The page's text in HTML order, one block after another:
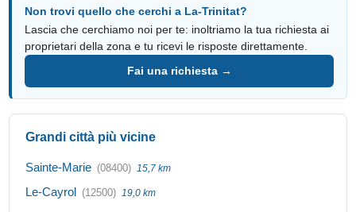
Non trovi quello che cerchi a La-Trinitat?
Lascia che cerchiamo noi per te: inoltriamo la tua richiesta ai
proprietari della zona e tu ricevi le risposte direttamente.
Fai una richiesta →
Grandi città più vicine
Sainte-Marie (08400) 15,7 km
Le-Cayrol (12500) 19,0 km